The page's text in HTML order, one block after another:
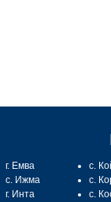
г. Емва
с. Ижма
г. Инта
с.
с.
с.